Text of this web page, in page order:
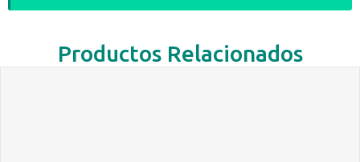
Productos Relacionados